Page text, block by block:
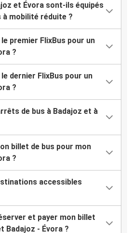
et Évora sont-ils équipés
à mobilité réduite ?
premier FlixBus pour un
?
dernier FlixBus pour un
?
de bus à Badajoz et à
billet de bus pour mon
?
accessibles
et payer mon billet
Badajoz - Évora ?